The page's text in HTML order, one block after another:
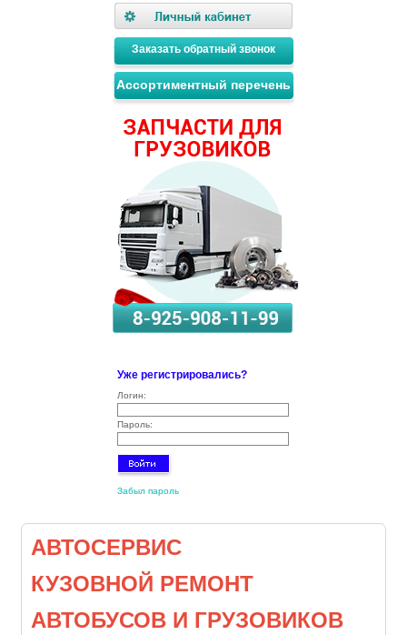
Заказать обратный звонок
Ассортиментный перечень
Уже регистрировались?
Логин:
Пароль:
Забыл пароль
АВТОСЕРВИС
КУЗОВНОЙ РЕМОНТ
АВТОБУСОВ И ГРУЗОВИКОВ